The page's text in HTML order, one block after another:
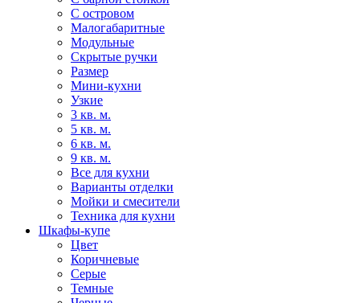
С островом
Малогабаритные
Модульные
Скрытые ручки
Размер
Мини-кухни
Узкие
3 кв. м.
5 кв. м.
6 кв. м.
9 кв. м.
Все для кухни
Варианты отделки
Мойки и смесители
Техника для кухни
Шкафы-купе
Цвет
Коричневые
Серые
Темные